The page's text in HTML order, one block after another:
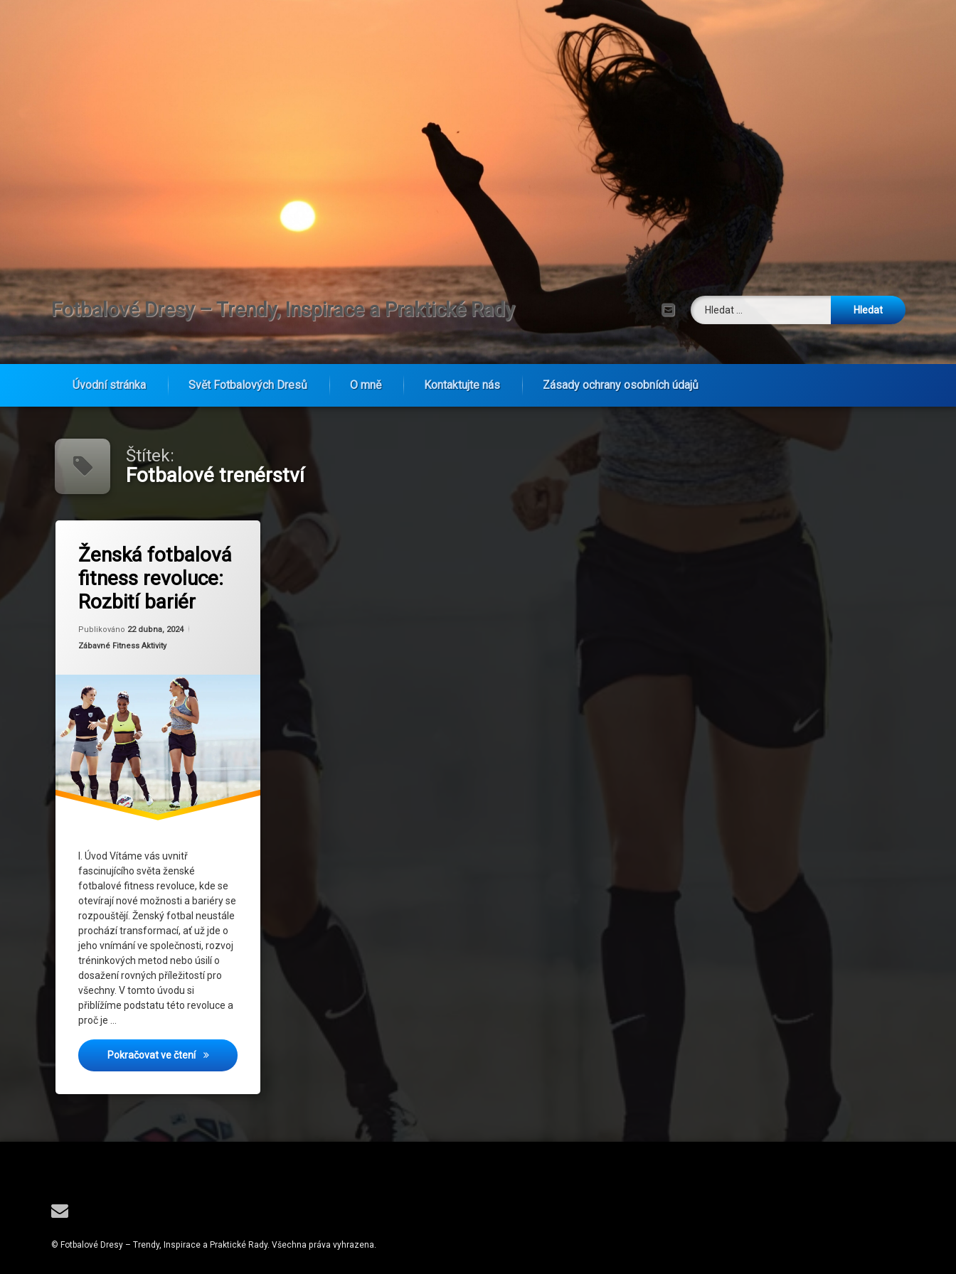
Fotbalové Dresy – Trendy, Inspirace a Praktické Rady Tel: E-mail
Vyhledávání
Úvodní stránka Svět Fotbalových Dresů O mně Kontaktujte nás Zásady ochrany osobních údajů
Štítek:
Fotbalové trenérství
Ženská fotbalová
fitness revoluce:
Rozbití bariér
Publikováno 22 dubna, 2024
22 dubna, 2024
Kategorie:
Zábavné Fitness Aktivity
I. Úvod Vítáme vás uvnitř
fascinujícího světa ženské
fotbalové fitness revoluce, kde se
otevírají nové možnosti a bariéry se
rozpouštějí. Ženský fotbal neustále
prochází transformací, ať už jde o
jeho vnímání ve společnosti, rozvoj
tréninkových metod nebo úsilí o
dosažení rovných příležitostí pro
všechny. V tomto úvodu si
přiblížíme podstatu této revoluce a
proč je …
Pokračovat ve čteníŽenská fotbalová fitness revoluce: Rozbití bariér
Fitness pro ženy
Fotbalová fitness
Fotbalové trenérství
Inovace ve sportu
Rovné příležitosti ve sportu
Sociální změny
Ženské sporty
Ženské zdraví
na Ženská fotbalová fitness revoluce: Rozbití bariér
E-mail
© Fotbalové Dresy – Trendy, Inspirace a Praktické Rady. Všechna práva vyhrazena.